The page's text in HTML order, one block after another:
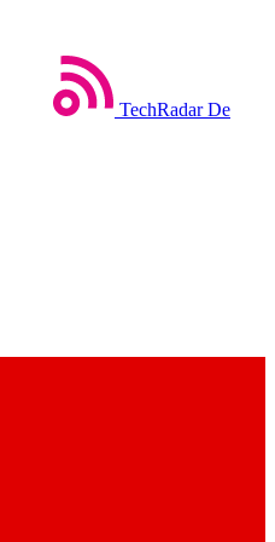
TechRadar De